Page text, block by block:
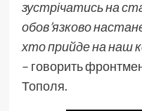
зустрічатись на
обов’язково
хто прийде на наш
– говорить
Тополя.